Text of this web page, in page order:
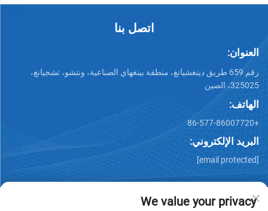
اتصل بنا
العنوان:
رقم 659 طريق دينغشيانغ، منطقة بينغهاي الصناعية، ونتشو، تشجيانغ،
325025، الصين
الهاتف:
+86-577-86007720
البريد الإلكتروني:
[email protected]
We value your privacy